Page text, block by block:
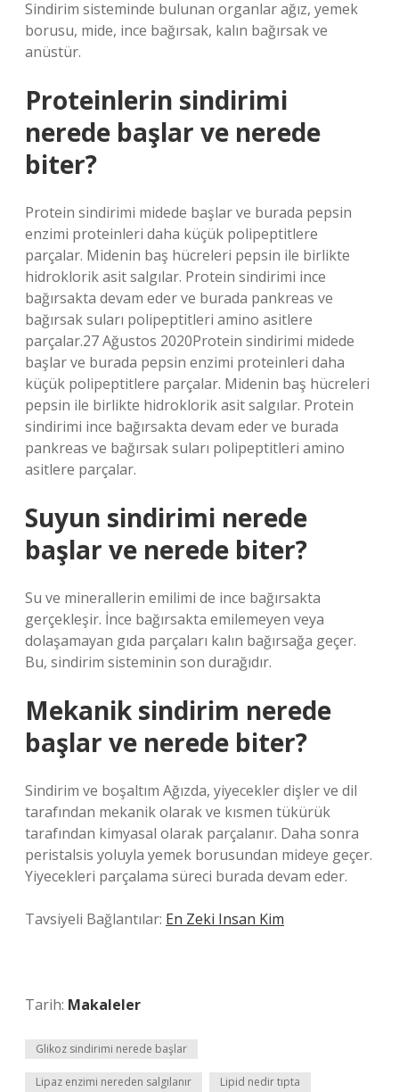
Sindirim sisteminde bulunan organlar ağız, yemek
borusu, mide, ince bağırsak, kalın bağırsak ve
anüstür.
Proteinlerin sindirimi
nerede başlar ve nerede
biter?
Protein sindirimi midede başlar ve burada pepsin
enzimi proteinleri daha küçük polipeptitlere
parçalar. Midenin baş hücreleri pepsin ile birlikte
hidroklorik asit salgılar. Protein sindirimi ince
bağırsakta devam eder ve burada pankreas ve
bağırsak suları polipeptitleri amino asitlere
parçalar.27 Ağustos 2020Protein sindirimi midede
başlar ve burada pepsin enzimi proteinleri daha
küçük polipeptitlere parçalar. Midenin baş hücreleri
pepsin ile birlikte hidroklorik asit salgılar. Protein
sindirimi ince bağırsakta devam eder ve burada
pankreas ve bağırsak suları polipeptitleri amino
asitlere parçalar.
Suyun sindirimi nerede
başlar ve nerede biter?
Su ve minerallerin emilimi de ince bağırsakta
gerçekleşir. İnce bağırsakta emilemeyen veya
dolaşamayan gıda parçaları kalın bağırsağa geçer.
Bu, sindirim sisteminin son durağıdır.
Mekanik sindirim nerede
başlar ve nerede biter?
Sindirim ve boşaltım Ağızda, yiyecekler dişler ve dil
tarafından mekanik olarak ve kısmen tükürük
tarafından kimyasal olarak parçalanır. Daha sonra
peristalsis yoluyla yemek borusundan mideye geçer.
Yiyecekleri parçalama süreci burada devam eder.
Tavsiyeli Bağlantılar: En Zeki Insan Kim
Tarih: Makaleler
Glikoz sindirimi nerede başlar
Lipaz enzimi nereden salgılanır Lipid nedir tıpta